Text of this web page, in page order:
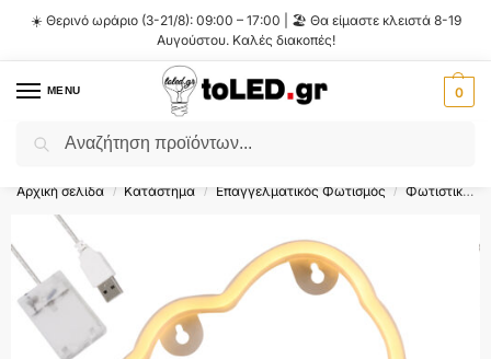
☀️ Θερινό ωράριο (3-21/8): 09:00 – 17:00 | 🏖️ Θα είμαστε κλειστά 8-19
Αυγούστου. Καλές διακοπές!
MENU 0
Flash Sale ⚡ 10% Έκπτωση με τον κωδικό
Αρχική σελίδα / Κατάστημα / Επαγγελματικός Φωτισμός / Φωτιστικά Σήμανσης LED